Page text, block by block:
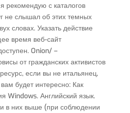
рекомендую с каталогов
не слышал об этих темных
словах. Указать действие
время веб-сайт
Onion/ –
от гражданских активистов
если вы не итальянец,
будет интересно: Как
Windows. Английский язык.
в них выше (при соблюдении